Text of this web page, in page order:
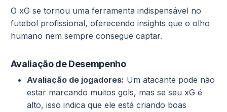
O xG se tornou uma ferramenta indispensável no
futebol profissional, oferecendo insights que o olho
humano nem sempre consegue captar.
Avaliação de Desempenho
Avaliação de jogadores: Um atacante pode não
estar marcando muitos gols, mas se seu xG é
alto, isso indica que ele está criando boas